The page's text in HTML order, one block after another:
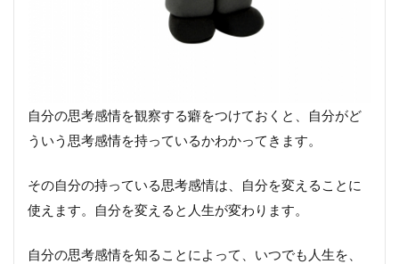
自分の思考感情を観察する癖をつけておくと、自分がど
ういう思考感情を持っているかわかってきます。
その自分の持っている思考感情は、自分を変えることに
使えます。自分を変えると人生が変わります。
自分の思考感情を知ることによって、いつでも人生を、